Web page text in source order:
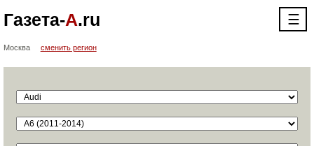
Газета-А.ru ☰
Москва сменить регион